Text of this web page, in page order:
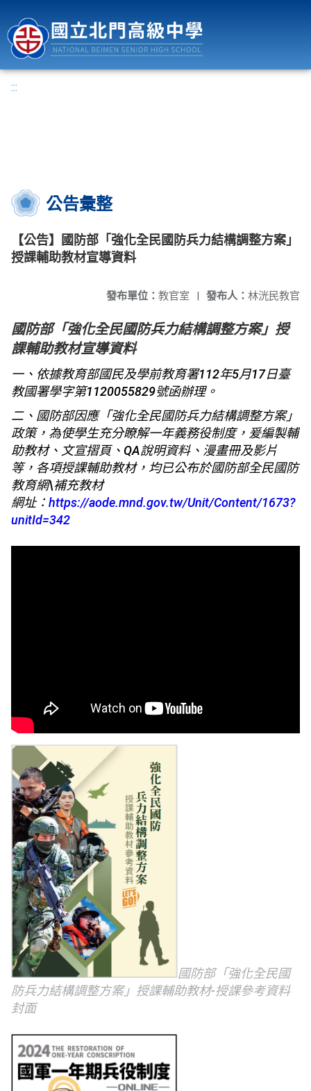
:::
公告彙整
【公告】國防部「強化全民國防兵力結構調整方案」
授課輔助教材宣導資料
發布人： 林洸民教官
發布單位： 教官室 |
國防部「強化全民國防兵力結構調整方案」授
課輔助教材宣導資料
一、依據教育部國民及學前教育署112年5月17日臺
教國署學字第1120055829號函辦理。
二、國防部因應「強化全民國防兵力結構調整方案」
政策，為使學生充分瞭解一年義務役制度，爰編製輔
助教材、文宣摺頁、QA說明資料、漫畫冊及影片
等，各項授課輔助教材，均已公布於國防部全民國防
教育網\補充教材
網址： https://aode.mnd.gov.tw/Unit/Content/1673?
unitId=342
國防部「強化全民國
防兵力結構調整方案」授課輔助教材-授課參考資料
封面